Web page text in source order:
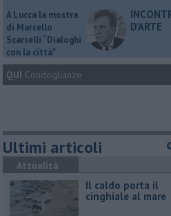
A Lucca la mostra
di Marcello
Scarselli “Dialoghi
con la città"
D'ARTE
QUI Condoglianze
Ultimi articoli
Attualità
Il caldo porta il
cinghiale al mare